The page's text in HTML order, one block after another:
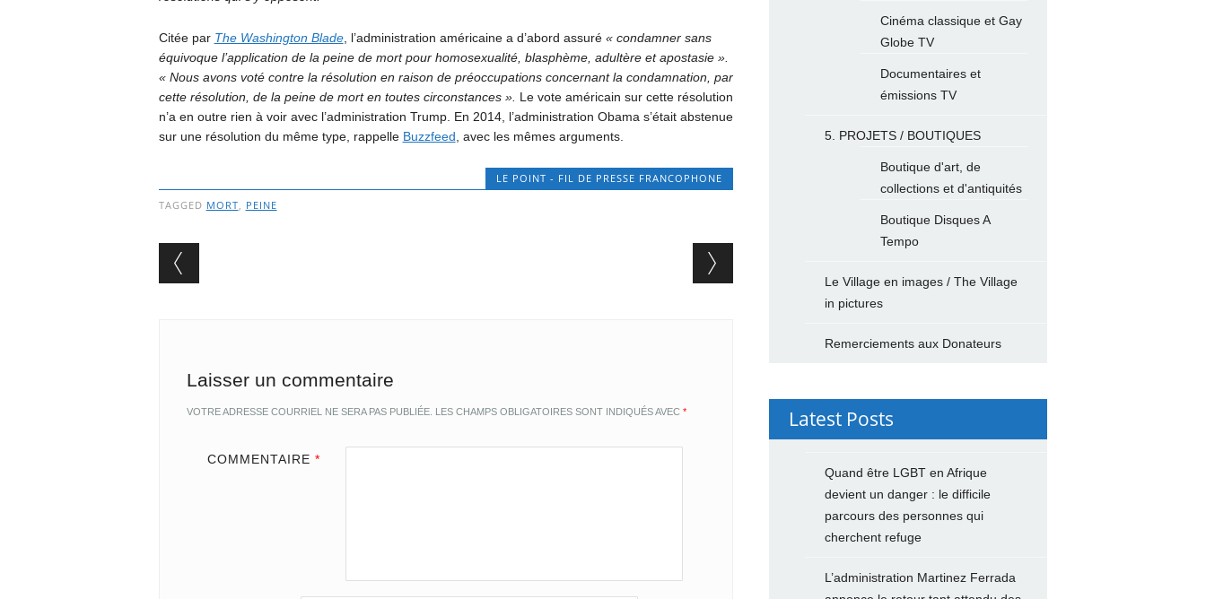
Citée par The Washington Blade, l’administration américaine a d’abord assuré « condamner sans
équivoque l’application de la peine de mort pour homosexualité, blasphème, adultère et apostasie ».
« Nous avons voté contre la résolution en raison de préoccupations concernant la condamnation, par
cette résolution, de la peine de mort en toutes circonstances ». Le vote américain sur cette résolution
n’a en outre rien à voir avec l’administration Trump. En 2014, l’administration Obama s’était abstenue
sur une résolution du même type, rappelle Buzzfeed , avec les mêmes arguments.
LE POINT - FIL DE PRESSE FRANCOPHONE
TAGGED MORT, PEINE
Post navigation
Laisser un commentaire
VOTRE ADRESSE COURRIEL NE SERA PAS PUBLIÉE. LES CHAMPS OBLIGATOIRES SONT INDIQUÉS AVEC *
COMMENTAIRE *
Cinéma classique et Gay
Globe TV
Documentaires et
émissions TV
5. PROJETS / BOUTIQUES
Boutique d'art, de
collections et d'antiquités
Boutique Disques A
Tempo
Le Village en images / The Village
in pictures
Remerciements aux Donateurs
Latest Posts
Quand être LGBT en Afrique
devient un danger : le difficile
parcours des personnes qui
cherchent refuge
L’administration Martinez Ferrada